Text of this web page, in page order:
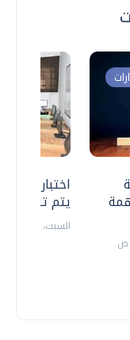
اختبارات
يتم
السبت، 18 يوليو 2026 09:22 ص